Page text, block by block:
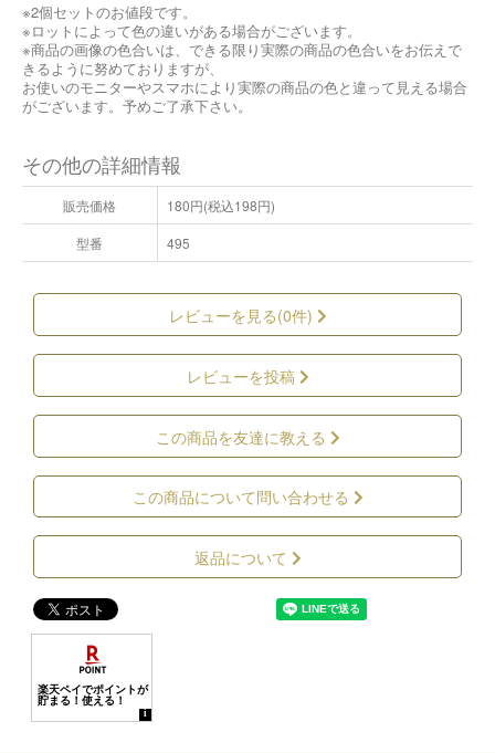
※2個セットのお値段です。
※ロットによって色の違いがある場合がございます。
※商品の画像の色合いは、できる限り実際の商品の色合いをお伝えで
きるように努めておりますが、
お使いのモニターやスマホにより実際の商品の色と違って見える場合
がございます。予めご了承下さい。
その他の詳細情報
販売価格
180円(税込198円)
型番
495
レビューを見る(0件)
レビューを投稿
この商品を友達に教える
この商品について問い合わせる
返品について